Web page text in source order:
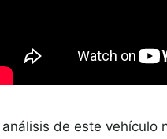
análisis de este vehículo